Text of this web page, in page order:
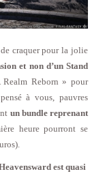
craquer pour la jolie
et non d’un Stand
Reborn » pour
à vous, pauvres
un bundle reprenant
heure pourront se
est quasi